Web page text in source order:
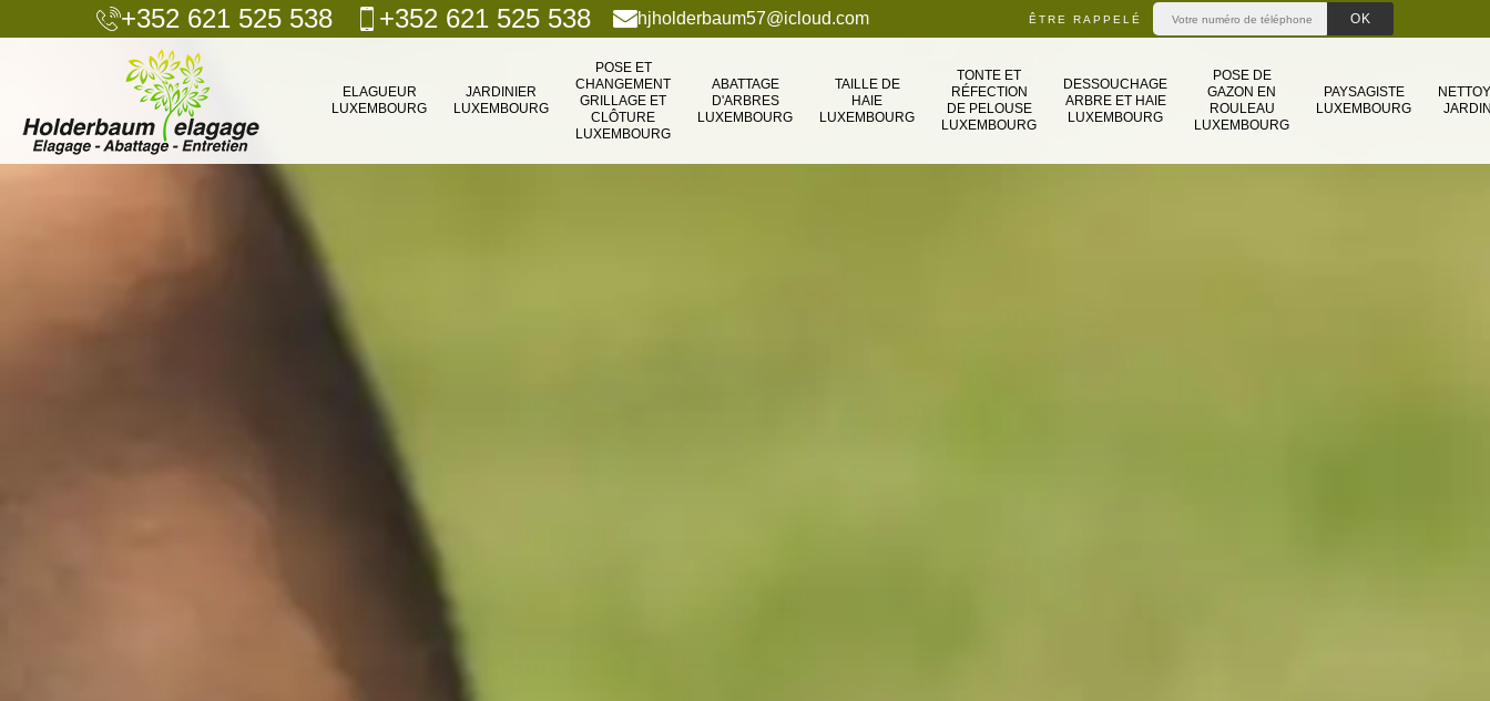
+352 621 525 538 +352 621 525 538 hjholderbaum57@icloud.com ÊTRE RAPPELÉ
ELAGUEUR
LUXEMBOURG
JARDINIER
LUXEMBOURG
POSE ET
CHANGEMENT
GRILLAGE ET
CLÔTURE
LUXEMBOURG
ABATTAGE
D'ARBRES
LUXEMBOURG
TAILLE DE
HAIE
LUXEMBOURG
TONTE ET
RÉFECTION
DE PELOUSE
LUXEMBOURG
DESSOUCHAGE
ARBRE ET HAIE
LUXEMBOURG
POSE DE
GAZON EN
ROULEAU
LUXEMBOURG
PAYSAGISTE
LUXEMBOURG